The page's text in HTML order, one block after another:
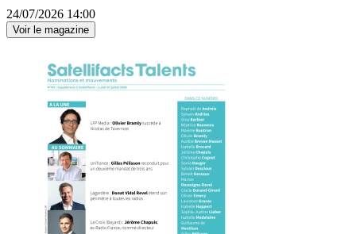
24/07/2026 14:00
Voir le magazine